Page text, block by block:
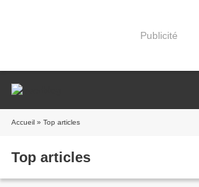
Publicité
Accueil » Top articles
Top articles